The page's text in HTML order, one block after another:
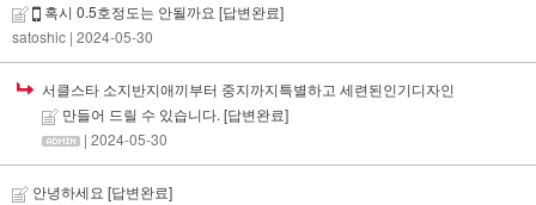
혹시 0.5호정도는 안될까요 [답변완료]
satoshic | 2024-05-30
서클스타 소지반지애끼부터 중지까지특별하고 세련된인기디자인
만들어 드릴 수 있습니다. [답변완료]
| 2024-05-30
안녕하세요 [답변완료]